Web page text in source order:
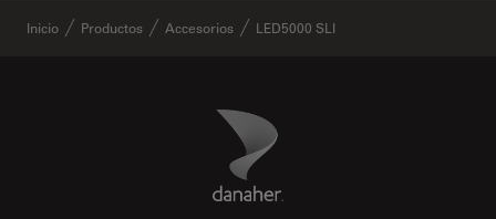
Inicio Productos Accesorios LED5000 SLI
Danaher Logo